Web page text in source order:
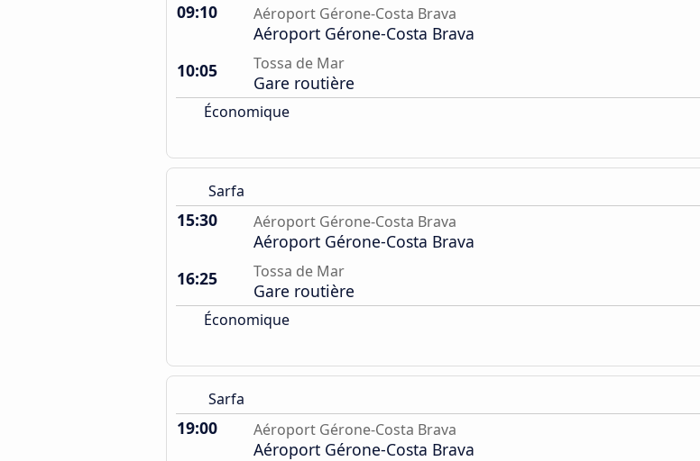
09:10 Aéroport Gérone-Costa Brava
Aéroport Gérone-Costa Brava
10:05
Tossa de Mar
Gare routière
Économique
Sarfa
15:30 Aéroport Gérone-Costa Brava
Aéroport Gérone-Costa Brava
16:25
Tossa de Mar
Gare routière
Économique
Sarfa
19:00 Aéroport Gérone-Costa Brava
Aéroport Gérone-Costa Brava